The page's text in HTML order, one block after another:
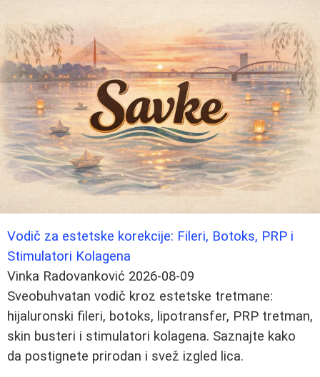
Vodič za estetske korekcije: Fileri, Botoks, PRP i
Stimulatori Kolagena
Vinka Radovanković 2026-08-09
Sveobuhvatan vodič kroz estetske tretmane:
hijaluronski fileri, botoks, lipotransfer, PRP tretman,
skin busteri i stimulatori kolagena. Saznajte kako
da postignete prirodan i svež izgled lica.